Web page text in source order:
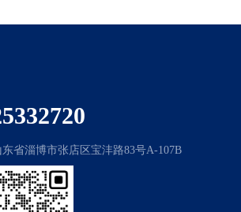
省淄博市张店区宝沣路83号A-107B